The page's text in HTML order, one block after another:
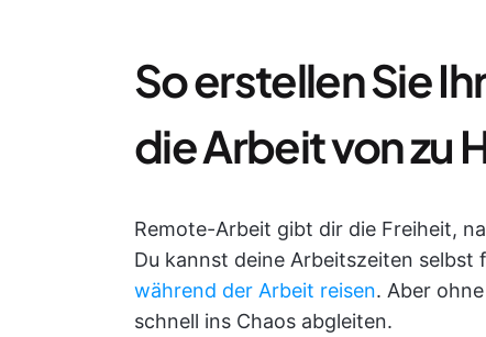
So erstellen Sie
die Arbeit von zu
Remote-Arbeit gibt dir die Freiheit,
Du kannst deine Arbeitszeiten selbst
während der Arbeit reisen. Aber
schnell ins Chaos abgleiten.